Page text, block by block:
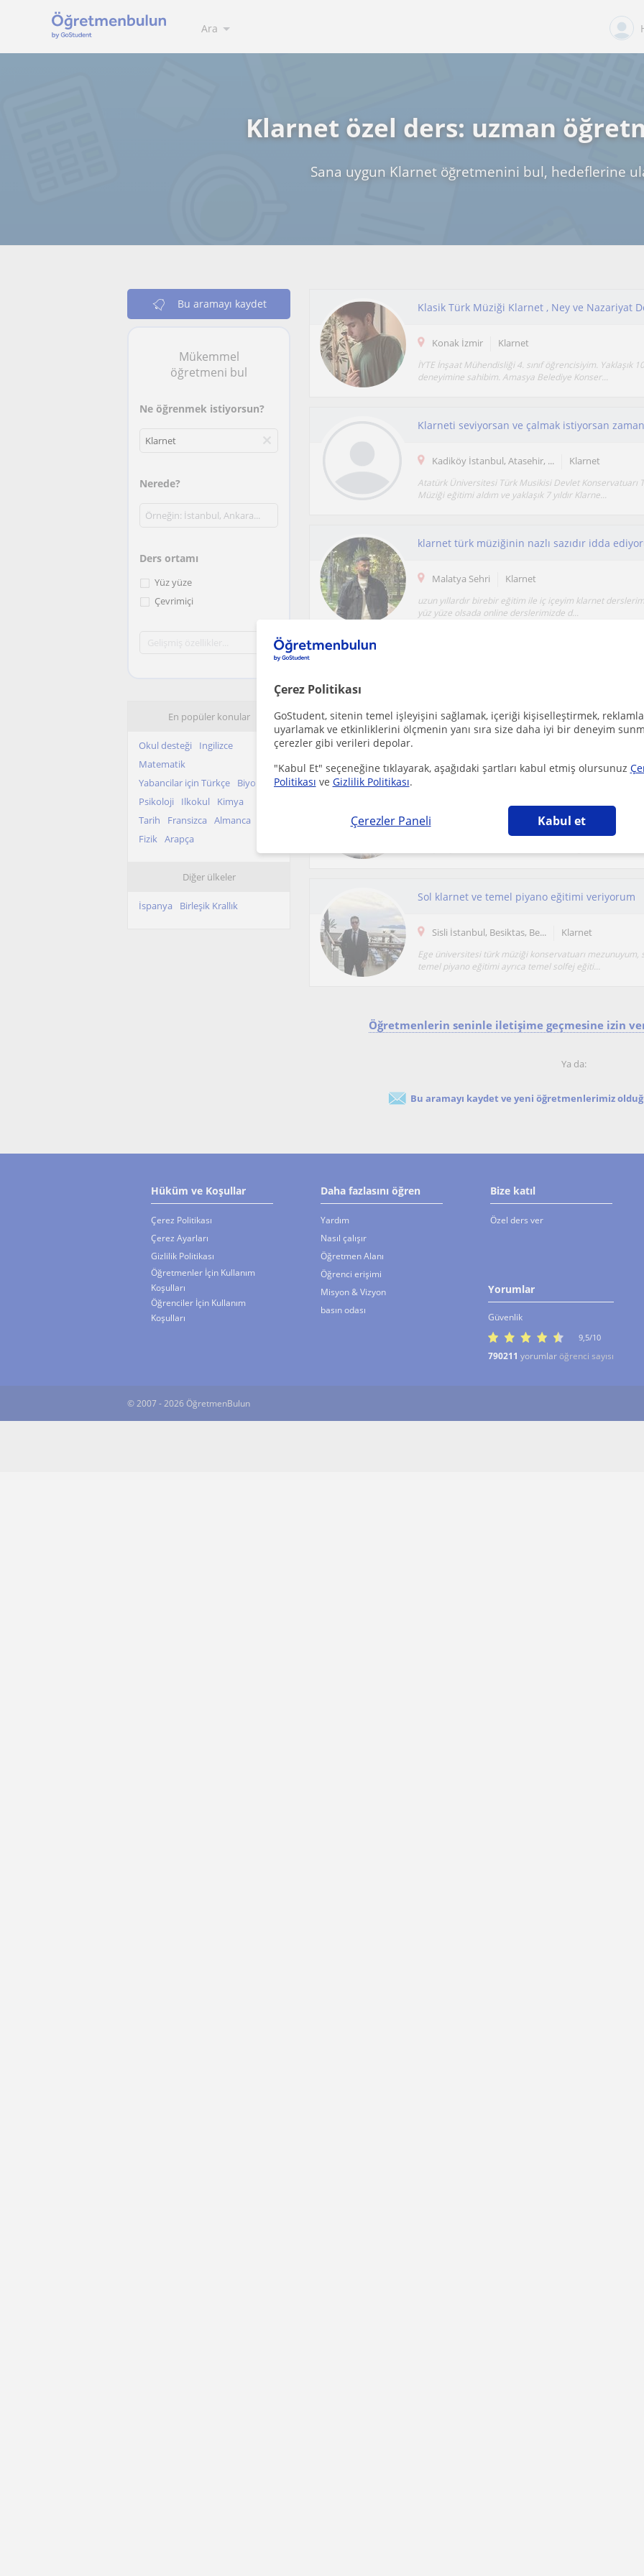
Çerez Politikası
GoStudent, sitenin temel işleyişini sağlamak, içeriği kişiselleştirmek,
uyarlamak ve etkinliklerini ölçmenin yanı sıra size daha iyi bir deneyim
çerezler gibi verileri depolar.
"Kabul Et" seçeneğine tıklayarak, aşağıdaki şartları kabul etmiş olursunuz
Politikası ve Gizlilik Politikası.
Çerezler Paneli Kabul et
Ara
Klarnet özel ders: uzman
Sana uygun Klarnet öğretmenini bul, hedeflerine
Bu aramayı kaydet
Mükemmel
öğretmeni bul
Ne öğrenmek istiyorsun?
Nerede?
Ders ortamı
Yüz yüze
Çevrimiçi
En popüler konular
Okul desteği
Ingilizce
Matematik
Yabancilar için Türkçe
Biyoloji
Psikoloji
Ilkokul
Kimya
Tarih
Fransizca
Almanca
Fizik Arapça
Diğer ülkeler
İspanya Birleşik Krallık
Klasik Türk Müziği Klarnet , Ney ve Nazariyat
Konak İzmir Klarnet
İYTE İnşaat Mühendisliği 4. sınıf öğrencisiyim. Yaklaşık
deneyimine sahibim. Amasya Belediye Konser...
Klarneti seviyorsan ve çalmak istiyorsan
Kadiköy İstanbul, Atasehir, ... Klarnet
Atatürk Üniversitesi Türk Musikisi Devlet Konservatuarı
Müziği eğitimi aldım ve yaklaşık 7 yıldır Klarne...
Malatya Sehri Klarnet
uzun yıllardır birebir eğitim ile iç içeyim klarnet
yüz yüze olsada online derslerimizde d...
Maltepe'de kendi Dodomüzik kurs yerimde ister yüz yüze
ders vermekteyim. Haftada 1 olacak şekilde eğit...
Müzik öğretmeninden Klarnet ve Ney dersi
Klarnet
Klarnetin o büyüleyici, insan sesine en yakın ve duygu
Sol klarnet ve temel piyano eğitimi veriyorum
Sisli İstanbul, Besiktas, Be... Klarnet
Ege üniversitesi türk müziği konservatuarı mezunuyum,
temel piyano eğitimi ayrıca temel solfej eğiti...
Öğretmenlerin seninle iletişime geçmesine izin
Ya da:
Bu aramayı kaydet ve yeni öğretmenlerimiz
Hüküm ve Koşullar
Çerez Politikası
Çerez Ayarları
Gizlilik Politikası
Öğretmenler İçin Kullanım
Koşulları
Öğrenciler İçin Kullanım
Koşulları
Daha fazlasını öğren
Yardım
Nasıl çalışır
Öğretmen Alanı
Öğrenci erişimi
Misyon & Vizyon
basın odası
Bize katıl
Özel ders ver
Yorumlar
Güvenlik
9,5/10
790211 yorumlar öğrenci sayısı
© 2007 - 2026 ÖğretmenBulun